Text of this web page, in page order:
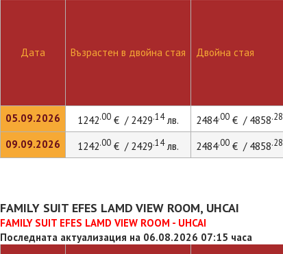
Дата
05.09.2026
09.09.2026
Възрастен в двойна стая Двойна стая
1242.00 € / 2429.14лв. 2484.00 € / 4858.28
1242.00 € / 2429.14лв. 2484.00 € / 4858.28
FAMILY SUIT EFES LAMD VIEW ROOM, UHCAI
FAMILY SUIT EFES LAMD VIEW ROOM - UHCAI
Последната актуализация на 06.08.2026 07:15 часа